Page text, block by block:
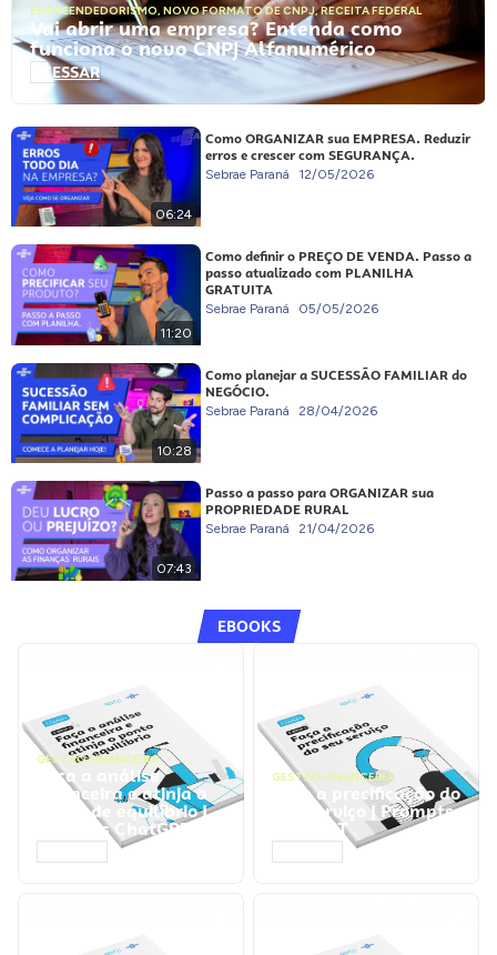
EMPREENDEDORISMO, NOVO FORMATO DE CNPJ,RECEITA FEDERAL
Vai abrir uma empresa? Entenda como
funciona o novo CNPJ Alfanumérico
ACESSAR
06:24
Como ORGANIZAR sua EMPRESA. Reduzir
erros e crescer com SEGURANÇA.
Sebrae Paraná 12/05/2026
11:20
Como definir o PREÇO DE VENDA. Passo a
passo atualizado com PLANILHA
GRATUITA
Sebrae Paraná 05/05/2026
10:28
Como planejar a SUCESSÃO FAMILIAR do
NEGÓCIO.
Sebrae Paraná 28/04/2026
07:43
Passo a passo para ORGANIZAR sua
PROPRIEDADE RURAL
Sebrae Paraná 21/04/2026
EBOOKS
GESTÃO FINANCEIRA
Faça a análise
financeira e atinja o
ponto de equilíbrio |
Prompts ChatGPT
GESTÃO FINANCEIRA
Faça a precificação do
seu serviço | Prompts
ChatGPT